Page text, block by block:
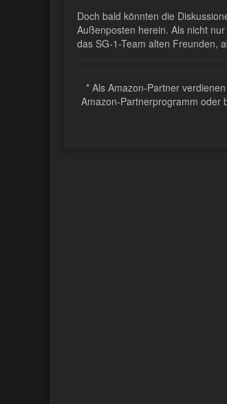
Doch bald könnten die
Außenposten herein. Als nicht
das SG-1-Team alten Freunden,
* Als Amazon-Partner
Amazon-Partnerprogramm oder